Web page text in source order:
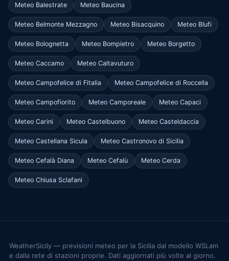
Meteo Balestrate Meteo Baucina
Meteo Belmonte Mezzagno Meteo Bisacquino Meteo Blufi
Meteo Bolognetta Meteo Bompietro Meteo Borgetto
Meteo Caccamo Meteo Caltavuturo
Meteo Campofelice di Fitalia Meteo Campofelice di Roccella
Meteo Campofiorito Meteo Camporeale Meteo Capaci
Meteo Carini Meteo Castelbuono Meteo Casteldaccia
Meteo Castellana Sicula Meteo Castronovo di Sicilia
Meteo Cefalà Diana Meteo Cefalù Meteo Cerda
Meteo Chiusa Sclafani
WeatherSicily — previsioni meteo per la Sicilia dal modello WSLam
e dalla rete di stazioni proprie. Dati aggiornati più volte al giorno.